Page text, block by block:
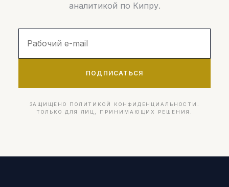
аналитикой по Кипру.
ПОДПИСАТЬСЯ
ЗАЩИЩЕНО ПОЛИТИКОЙ КОНФИДЕНЦИАЛЬНОСТИ.
ТОЛЬКО ДЛЯ ЛИЦ, ПРИНИМАЮЩИХ РЕШЕНИЯ.